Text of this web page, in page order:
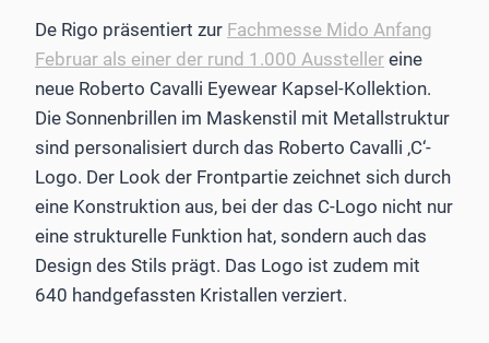
De Rigo präsentiert zur Fachmesse Mido Anfang
Februar als einer der rund 1.000 Aussteller eine
neue Roberto Cavalli Eyewear Kapsel-Kollektion.
Die Sonnenbrillen im Maskenstil mit Metallstruktur
sind personalisiert durch das Roberto Cavalli ‚C‘-
Logo. Der Look der Frontpartie zeichnet sich durch
eine Konstruktion aus, bei der das C-Logo nicht nur
eine strukturelle Funktion hat, sondern auch das
Design des Stils prägt. Das Logo ist zudem mit
640 handgefassten Kristallen verziert.